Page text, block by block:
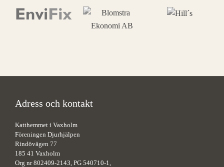
Adress och kontakt
Katthemmet i Vaxholm
Föreningen Djurhjälpen
Rindövägen 77
185 41 Vaxholm
Org nr 802409-2143, PG 540710-1,